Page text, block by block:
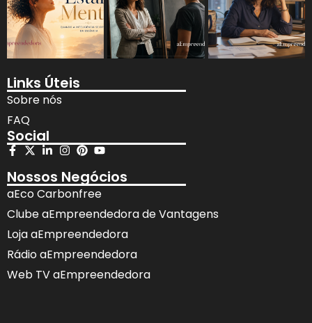
Links Úteis
Sobre nós
FAQ
Social
Nossos Negócios
aEco Carbonfree
Clube aEmpreendedora de Vantagens
Loja aEmpreendedora
Rádio aEmpreendedora
Web TV aEmpreendedora